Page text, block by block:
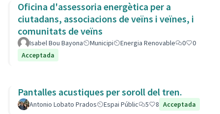
Oficina d'assessoria energètica per a
ciutadans, associacions de veïns i veïnes, i
comunitats de veïns
Isabel Bou Bayona Municipi Energia Renovable 0
0
Acceptada
Pantalles acustiques per soroll del tren.
Antonio Lobato Prados Espai Públic 5 8 Acceptada